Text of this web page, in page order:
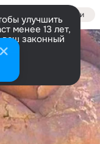
Войти
улучшить
менее 13 лет,
законный